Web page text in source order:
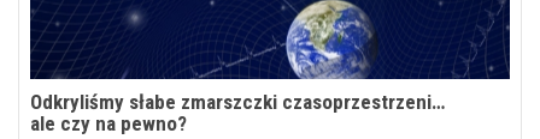
Odkryliśmy słabe zmarszczki czasoprzestrzeni…
ale czy na pewno?